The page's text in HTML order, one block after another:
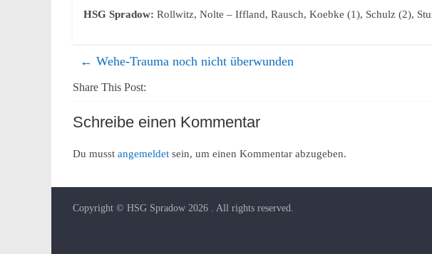
HSG Spradow: Rollwitz, Nolte – Iffland, Rausch, Koebke (1), Schulz (2),
← Wehe-Trauma noch nicht überwunden
Share This Post:
Schreibe einen Kommentar
Du musst angemeldet sein, um einen Kommentar abzugeben.
Copyright © HSG Spradow 2026 . All rights reserved.